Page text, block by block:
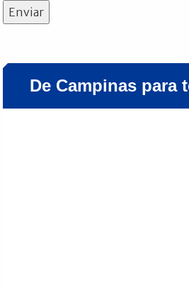
Enviar
De Campinas para